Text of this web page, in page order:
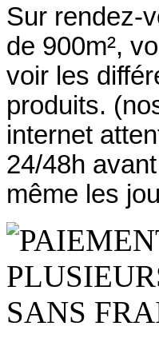
Sur rendez-
de 900m²,
voir les
produits.
internet
24/48h
même les